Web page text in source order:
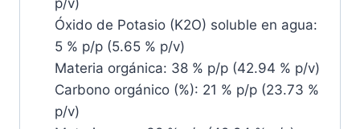
Óxido de Potasio (K2O) soluble en agua:
5 % p/p (5.65 % p/v)
Materia orgánica: 38 % p/p (42.94 % p/v)
Carbono orgánico (%): 21 % p/p (23.73 %
p/v)